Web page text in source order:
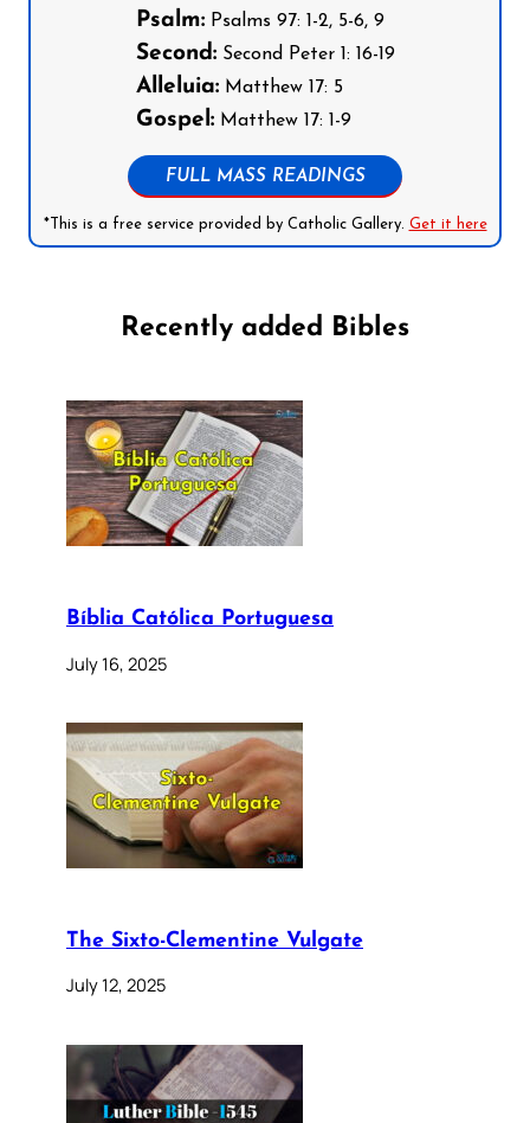
Psalm:Psalms 97: 1-2, 5-6, 9
Second:Second Peter 1: 16-19
Alleluia:Matthew 17: 5
Gospel:Matthew 17: 1-9
FULL MASS READINGS
*This is a free service provided by Catholic Gallery. Get it here
Recently added Bibles
Bíblia Católica Portuguesa
July 16, 2025
The Sixto-Clementine Vulgate
July 12, 2025